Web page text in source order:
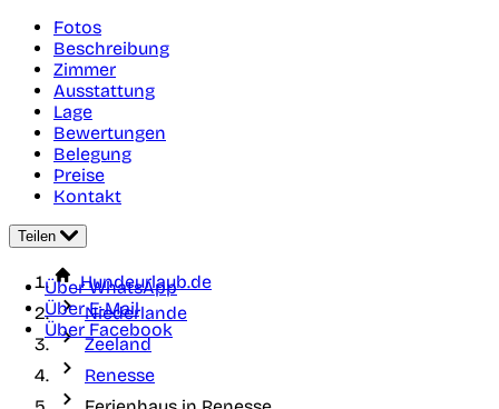
Fotos
Beschreibung
Zimmer
Ausstattung
Lage
Bewertungen
Belegung
Preise
Kontakt
Teilen
Über WhatsApp
Über E-Mail
Über Facebook
Hundeurlaub.de
Niederlande
Zeeland
Renesse